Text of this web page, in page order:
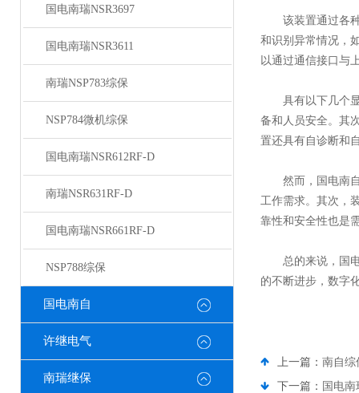
国电南瑞NSR3697
国电南瑞NSR3611
南瑞NSP783综保
NSP784微机综保
国电南瑞NSR612RF-D
南瑞NSR631RF-D
国电南瑞NSR661RF-D
NSP788综保
国电南自
许继电气
南瑞继保
该装置通过各种
和识别异常情况，
以通过通信接口与
具有以下几个显
备和人员安全。其
置还具有自诊断和
然而，国电南自
工作需求。其次，
靠性和安全性也是
总的来说，国电
的不断进步，数字
上一篇： 南自综
下一篇： 国电